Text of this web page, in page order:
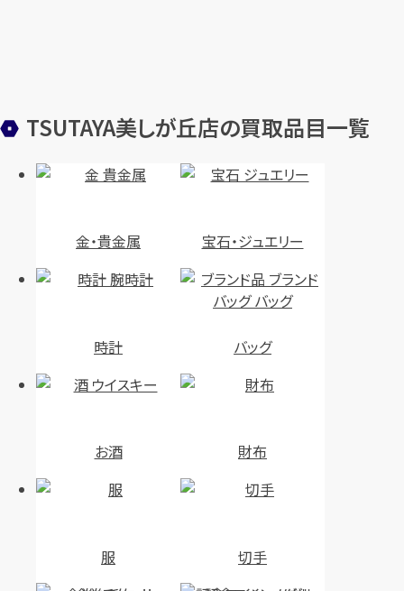
TSUTAYA美しが丘店の買取品目一覧
金・貴金属 宝石・ジュエリー
時計 バッグ
お酒 財布
服
切手